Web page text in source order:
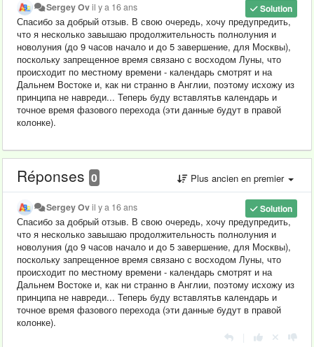
Solution
Sergey Ovil y a 16 ans
Спасибо за добрый отзыв. В свою очередь, хочу предупредить,
что я несколько завышаю продолжительность полнолуния и
новолуния (до 9 часов начало и до 5 завершение, для Москвы),
поскольку запрещенное время связано с восходом Луны, что
происходит по местному времени - календарь смотрят и на
Дальнем Востоке и, как ни странно в Англии, поэтому исхожу из
принципа не навреди... Теперь буду вставлятьв календарь и
точное время фазового перехода (эти данные будут в правой
колонке).
Réponses 0 Plus ancien en premier
Solution
Sergey Ovil y a 16 ans
Спасибо за добрый отзыв. В свою очередь, хочу предупредить,
что я несколько завышаю продолжительность полнолуния и
новолуния (до 9 часов начало и до 5 завершение, для Москвы),
поскольку запрещенное время связано с восходом Луны, что
происходит по местному времени - календарь смотрят и на
Дальнем Востоке и, как ни странно в Англии, поэтому исхожу из
принципа не навреди... Теперь буду вставлятьв календарь и
точное время фазового перехода (эти данные будут в правой
колонке).